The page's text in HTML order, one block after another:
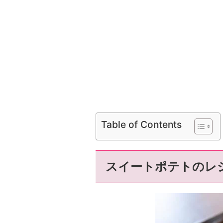
Table of Contents
スイートポテトのレ